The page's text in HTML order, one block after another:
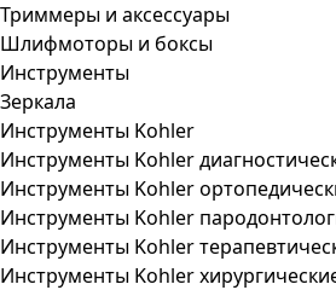
Триммеры и аксессуары
Шлифмоторы и боксы
Инструменты
Зеркала
Инструменты Kohler
Инструменты Kohler
Инструменты Kohler
Инструменты Kohler
Инструменты Kohler
Инструменты Kohler